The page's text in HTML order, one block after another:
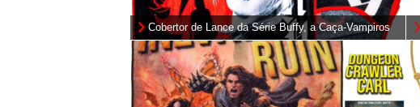
Cobertor de Lance da Série Buffy, a Caça-Vampiros